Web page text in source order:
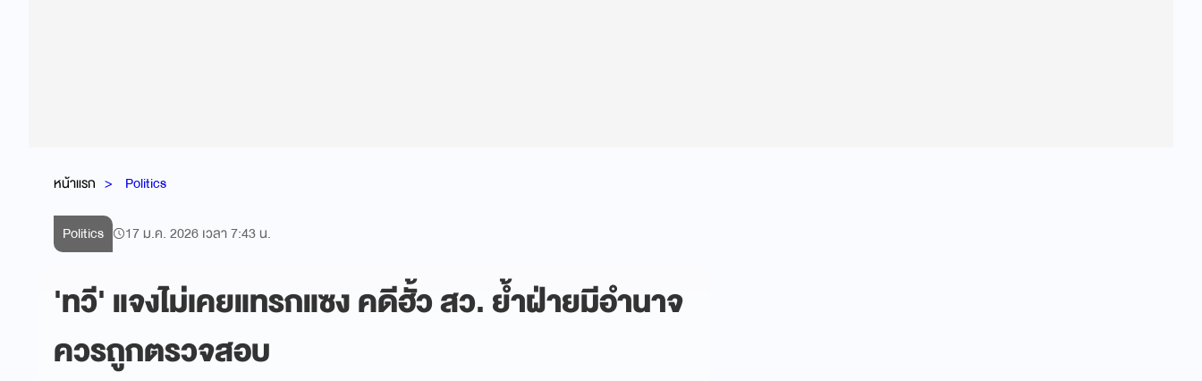
หน้าแรก Politics
Politics 17 ม.ค. 2026 เวลา 7:43 น.
'ทวี' แจงไม่เคยแทรกแซง คดีฮั้ว สว. ย้ำฝ่ายมีอำนาจ
ควรถูกตรวจสอบ